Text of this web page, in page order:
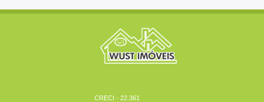
CRECI - 22.361